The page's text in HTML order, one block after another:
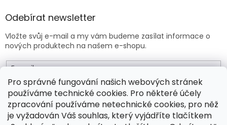
Pro správné fungování našich webových stránek
používáme technické cookies. Pro některé účely
zpracování používáme netechnické cookies, pro něž
je vyžadován Váš souhlas, který vyjádříte tlačítkem
Odebírat newsletter
Vložte svůj e-mail a my vám budeme zasílat informace o
nových produktech na našem e-shopu.
E-mail
Vložením e-mailu souhlasíte sobchodními podmínkami .